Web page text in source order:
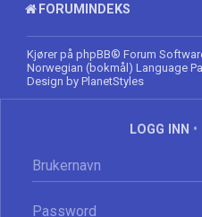
FORUMINDEKS
Kjører på phpBB® Forum
Norwegian (bokmål) Language
Design by PlanetStyles
LOGG INN •